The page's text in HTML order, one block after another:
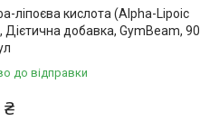
ліпоєва кислота (Alpha-Lipoic
Дієтична добавка, GymBeam, 90
до відправки
₴